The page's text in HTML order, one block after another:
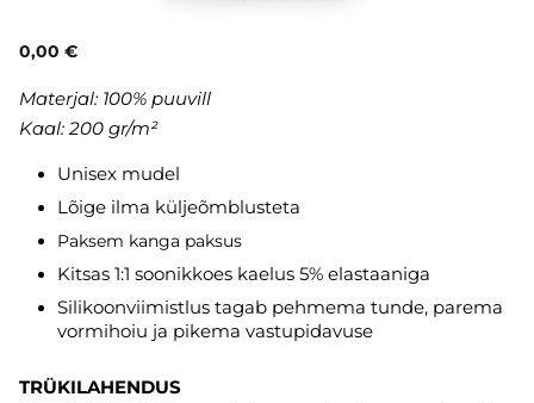
0,00 €
Materjal: 100% puuvill
Kaal: 200 gr/m²
Unisex mudel
Lõige ilma küljeõmblusteta
Paksem kanga paksus
Kitsas 1:1 soonikkoes kaelus 5% elastaaniga
Silikoonviimistlus tagab pehmema tunde, parema
vormihoiu ja pikema vastupidavuse
TRÜKILAHENDUS